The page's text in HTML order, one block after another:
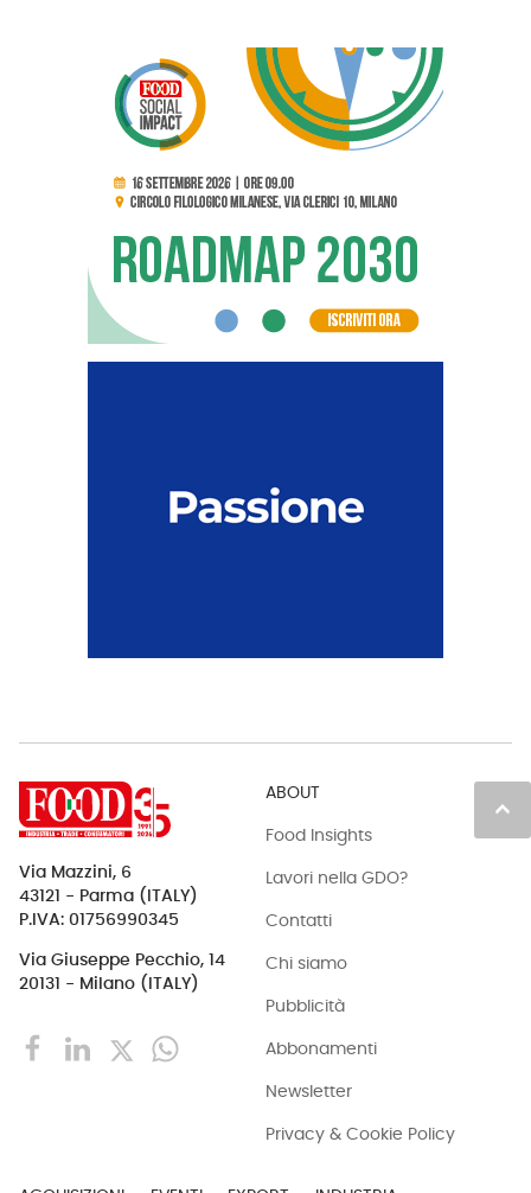
keyboard_arrow_up
Via Mazzini, 6
43121 - Parma (ITALY)
P.IVA: 01756990345
Via Giuseppe Pecchio, 14
20131 - Milano (ITALY)
ABOUT
Food Insights
Lavori nella GDO?
Contatti
Chi siamo
Pubblicità
Abbonamenti
Newsletter
Privacy & Cookie Policy